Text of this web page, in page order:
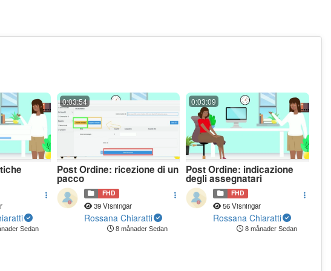
Sedan
0:03:54
Post Ordine: ricezione di un
pacco
FHD
39 Visningar
Rossana Chiaratti
8 månader Sedan
0:03:09
Post Ordine: indicazione
degli assegnatari
FHD
56 Visningar
Rossana Chiaratti
8 månader Sedan